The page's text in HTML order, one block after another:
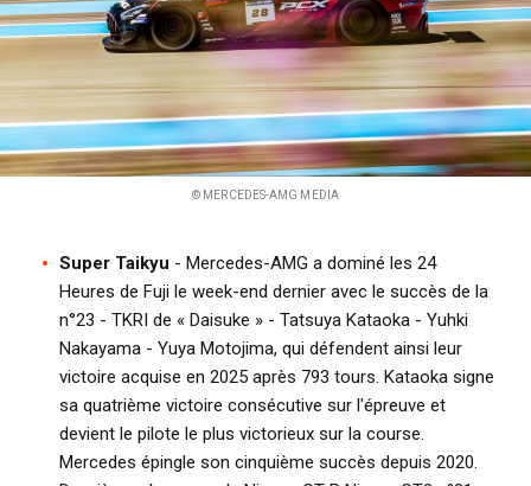
© MERCEDES-AMG MEDIA
Super Taikyu - Mercedes-AMG a dominé les 24
Heures de Fuji le week-end dernier avec le succès de la
n°23 - TKRI de « Daisuke » - Tatsuya Kataoka - Yuhki
Nakayama - Yuya Motojima, qui défendent ainsi leur
victoire acquise en 2025 après 793 tours. Kataoka signe
sa quatrième victoire consécutive sur l'épreuve et
devient le pilote le plus victorieux sur la course.
Mercedes épingle son cinquième succès depuis 2020.